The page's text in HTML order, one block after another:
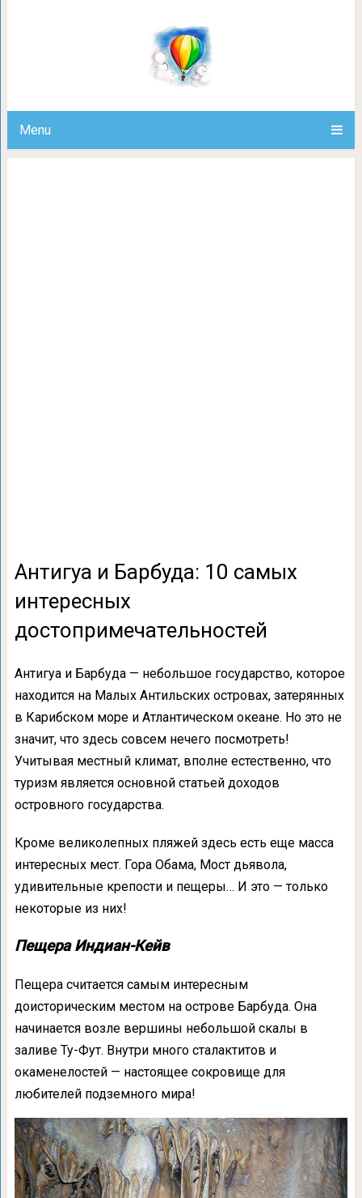
Menu
Антигуа и Барбуда: 10
Антигуа и Барбуда: 10 самых
интересных
достопримечательностей
Антигуа и Барбуда — небольшое государство, которое
находится на Малых Антильских островах, затерянных
в Карибском море и Атлантическом океане. Но это не
значит, что здесь совсем нечего посмотреть!
Учитывая местный климат, вполне естественно, что
туризм является основной статьей доходов
островного государства.
Кроме великолепных пляжей здесь есть еще масса
интересных мест. Гора Обама, Мост дьявола,
удивительные крепости и пещеры… И это — только
некоторые из них!
Пещера Индиан-Кейв
Пещера считается самым интересным
доисторическим местом на острове Барбуда. Она
начинается возле вершины небольшой скалы в
заливе Ту-Фут. Внутри много сталактитов и
окаменелостей — настоящее сокровище для
любителей подземного мира!